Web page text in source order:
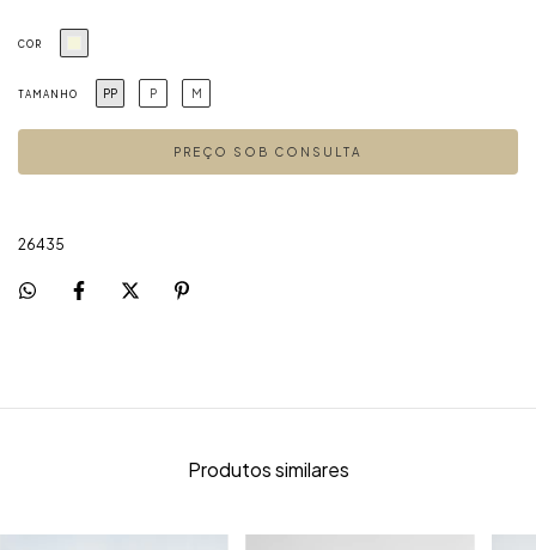
COR
TAMANHO PP P M
26435
Produtos similares